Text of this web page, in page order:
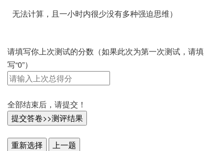
请填写你上次测试的分数（如果此次为第一次测试，请填
写“0”）
全部结束后，请提交！
无法计算，且一小时内很少没有多种强迫思维）
都没有。
无法计算，且一小时内很少没有多种强迫思维）
极度地焦虑。
完全无法控制。连耽搁一下的能力都没有。